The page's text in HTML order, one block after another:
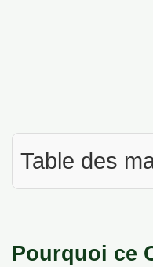
Table des
Pourquoi ce